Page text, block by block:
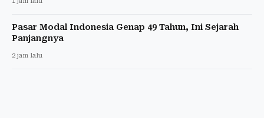
Pasar Modal Indonesia Genap 49 Tahun, Ini Sejarah
Panjangnya
2 jam lalu